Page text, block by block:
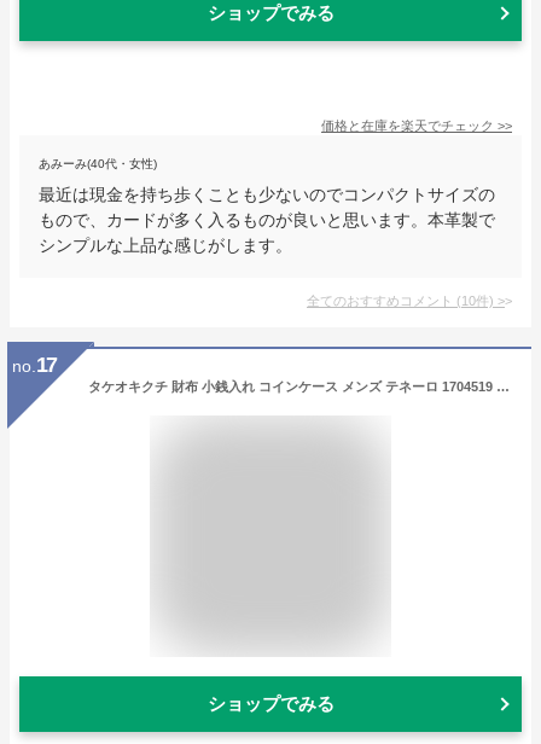
ショップでみる
価格と在庫を楽天でチェック >>
あみーみ(40代・女性)
最近は現金を持ち歩くことも少ないのでコンパクトサイズの
もので、カードが多く入るものが良いと思います。本革製で
シンプルな上品な感じがします。
全てのおすすめコメント (10件) >
no. 17
タケオキクチ 財布 小銭入れ コインケース メンズ テネーロ 1704519 TAKEO KIKUCHI 本革 ギフト プレゼント 牛革 大人 クロムレザー ブランド専用BOX付き[DL10][即日発送]
ショップでみる